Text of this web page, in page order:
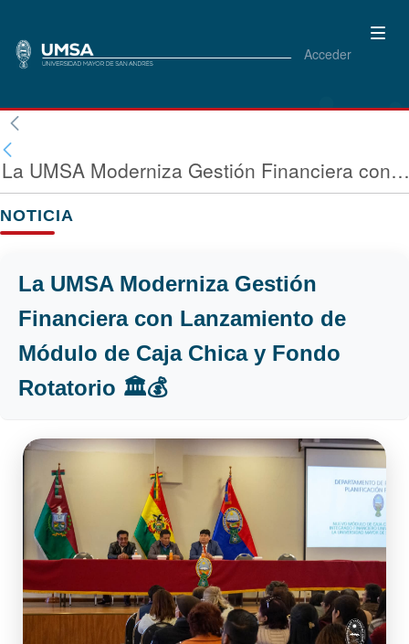
Acceder
La UMSA Moderniza Gestión Financiera con Lanzamiento de Módulo
NOTICIA
La UMSA Moderniza Gestión
Financiera con Lanzamiento de
Módulo de Caja Chica y Fondo
Rotatorio 🏛️💰